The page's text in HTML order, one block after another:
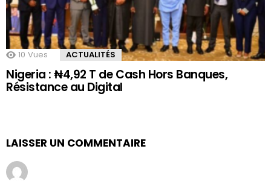
10 Vues ACTUALITÉS
Nigeria : ₦4,92 T de Cash Hors Banques,
Résistance au Digital
LAISSER UN COMMENTAIRE